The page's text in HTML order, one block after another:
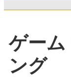
ゲーム
ング